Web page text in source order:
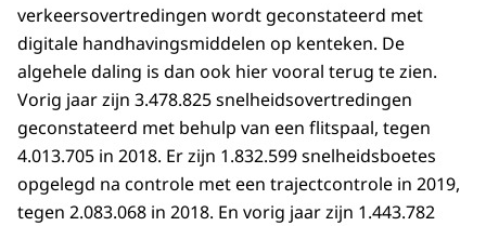
verkeersovertredingen wordt geconstateerd met
digitale handhavingsmiddelen op kenteken. De
algehele daling is dan ook hier vooral terug te zien.
Vorig jaar zijn 3.478.825 snelheidsovertredingen
geconstateerd met behulp van een flitspaal, tegen
4.013.705 in 2018. Er zijn 1.832.599 snelheidsboetes
opgelegd na controle met een trajectcontrole in 2019,
tegen 2.083.068 in 2018. En vorig jaar zijn 1.443.782